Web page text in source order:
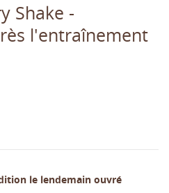
Shake -
l'entraînement
le lendemain ouvré